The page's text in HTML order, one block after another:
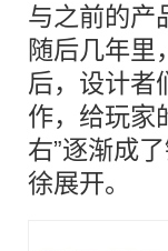
与之前的产
随后几年里
后，设计者
作，给玩家
右”逐渐成
徐展开。